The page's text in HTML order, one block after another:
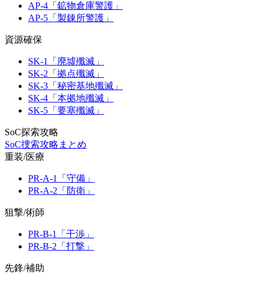
AP-4「鉱物倉庫警護」
AP-5「製錬所警護」
資源確保
SK-1「廃墟殲滅」
SK-2「拠点殲滅」
SK-3「秘密基地殲滅」
SK-4「本拠地殲滅」
SK-5「要塞殲滅」
SoC探索攻略
SoC捜索攻略まとめ
重装/医療
PR-A-1「守備」
PR-A-2「防衛」
狙撃/術師
PR-B-1「干渉」
PR-B-2「打撃」
先鋒/補助